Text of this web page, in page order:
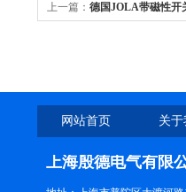
上一篇： 德国JOLA带磁性开
网站首页 关
上海殷德电气有限